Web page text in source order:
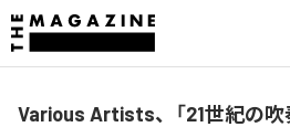
Various Artists、「21世紀の吹